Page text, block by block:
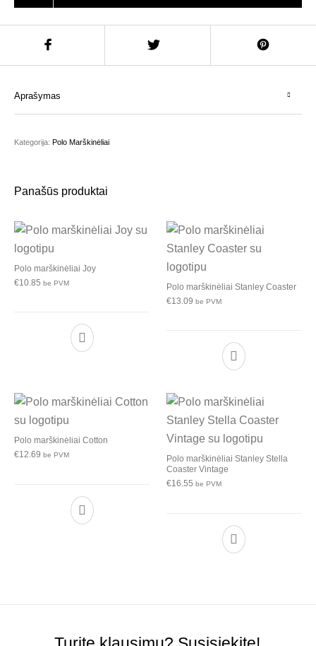
Aprašymas
Kategorija:Polo Marškinėliai
Panašūs produktai
Polo marškinėliai Joy
€10.85 be PVM
Polo marškinėliai Stanley Coaster
€13.09 be PVM
Polo marškinėliai Cotton
€12.69 be PVM
Polo marškinėliai Stanley Stella
Coaster Vintage
€16.55 be PVM